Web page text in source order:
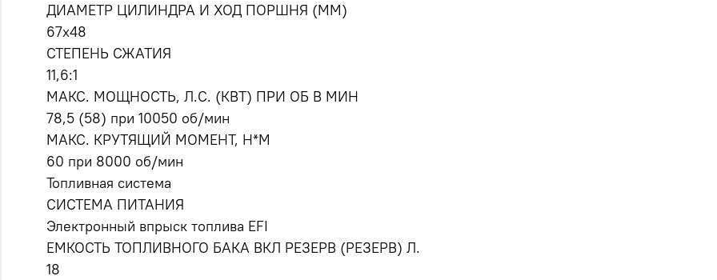
ДИАМЕТР ЦИЛИНДРА И ХОД ПОРШНЯ (ММ)
67x48
СТЕПЕНЬ СЖАТИЯ
11,6:1
МАКС. МОЩНОСТЬ, Л.С. (КВТ) ПРИ ОБ В МИН
78,5 (58) при 10050 об/мин
МАКС. КРУТЯЩИЙ МОМЕНТ, Н*М
60 при 8000 об/мин
Топливная система
СИСТЕМА ПИТАНИЯ
Электронный впрыск топлива EFI
ЕМКОСТЬ ТОПЛИВНОГО БАКА ВКЛ РЕЗЕРВ (РЕЗЕРВ) Л.
18